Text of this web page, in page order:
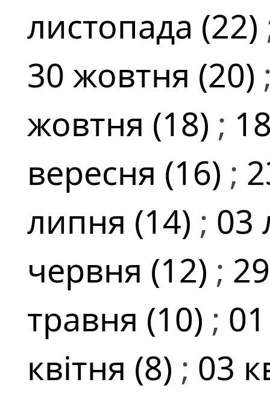
листопада (22)
30 жовтня (20)
жовтня (18) ;
вересня (16) ;
липня (14) ; 03
червня (12) ;
травня (10) ;
квітня (8) ; 03